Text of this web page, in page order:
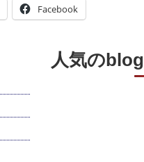
Facebook
人気のblog